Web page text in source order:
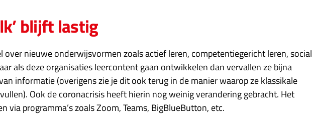
blijft lastig
over nieuwe onderwijsvormen zoals actief leren, competentiegericht leren, social
als deze organisaties leercontent gaan ontwikkelen dan vervallen ze bijna
informatie (overigens zie je dit ook terug in de manier waarop ze klassikale
Ook de coronacrisis heeft hierin nog weinig verandering gebracht. Het
via programma’s zoals Zoom, Teams, BigBlueButton, etc.